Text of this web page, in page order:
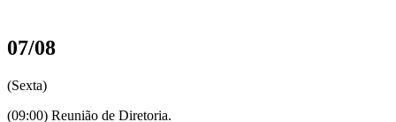
07/08
(Sexta)
(09:00) Reunião de Diretoria.